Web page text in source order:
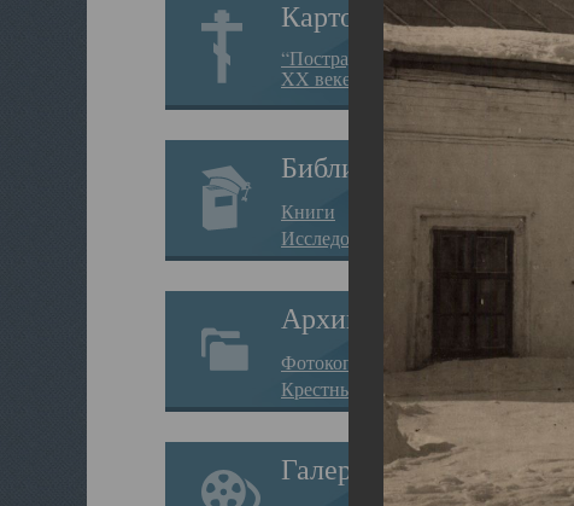
Картотека
“Пострадавшие за веру в
XX веке на Севере”
Библиотека
Книги
Исследования
Архив
Фотокопии дел
Крестные ходы
Галерея